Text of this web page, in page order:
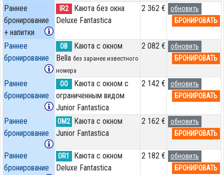
Раннее
бронирование
+ напитки
IR2
Каюта без окна
Deluxe Fantastica
2 362 €
обновить
БРОНИРОВАТЬ
Раннее
бронирование
OB
Каюта с окном
Bella без заранее известного
номера
2 082 €
обновить
БРОНИРОВАТЬ
Раннее
бронирование
OO
Каюта с окном с
ограниченным видом
Junior Fantastica
2 142 €
обновить
БРОНИРОВАТЬ
Раннее
бронирование
OM2 Каюта с окном
Junior Fantastica
2 162 €
обновить
БРОНИРОВАТЬ
Раннее
бронирование
OR1
Каюта с окном
Deluxe Fantastica
2 182 €
обновить
БРОНИРОВАТЬ